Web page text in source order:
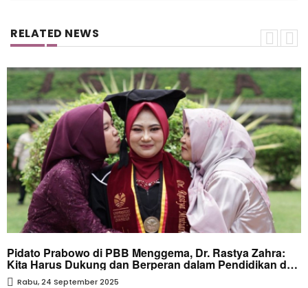
RELATED NEWS
Pidato Prabowo di PBB Menggema, Dr. Rastya Zahra:
Kita Harus Dukung dan Berperan dalam Pendidikan dan
Budaya
Rabu, 24 September 2025